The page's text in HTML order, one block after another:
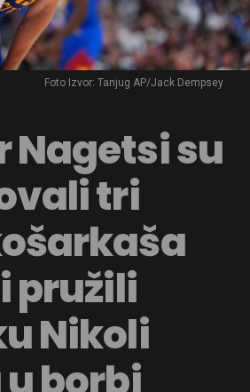
Foto Izvor: Tanjug AP/Jack Dempsey
Nagetsi su
tri
pružili
Nikoli
borbi